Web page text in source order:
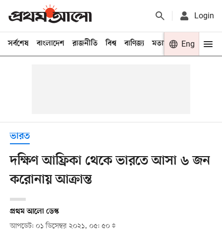
Login
সর্বশেষ বাংলাদেশ রাজনীতি বিশ্ব বাণিজ্য মতামত খেলা
Eng
ভারত
দক্ষিণ আফ্রিকা থেকে ভারতে আসা ৬ জন
করোনায় আক্রান্ত
প্রথম আলো ডেস্ক
আপডেট: ০১ ডিসেম্বর ২০২১, ০৫: ৫০